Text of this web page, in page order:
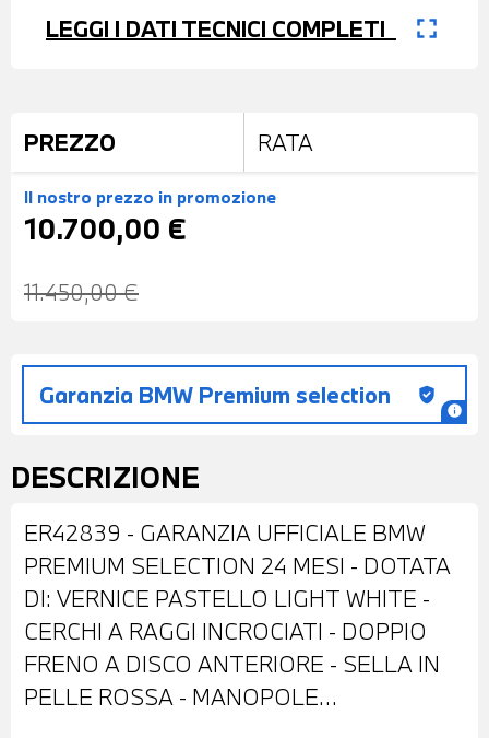
LEGGI I DATI TECNICI COMPLETI fullscreen
PREZZO RATA
Il nostro prezzo in promozione
10.700,00 €
11.450,00 €
Garanzia BMW Premium selection gpp_good
info
DESCRIZIONE
ER42839 - GARANZIA UFFICIALE BMW
PREMIUM SELECTION 24 MESI - DOTATA
DI: VERNICE PASTELLO LIGHT WHITE -
CERCHI A RAGGI INCROCIATI - DOPPIO
FRENO A DISCO ANTERIORE - SELLA IN
PELLE ROSSA - MANOPOLE